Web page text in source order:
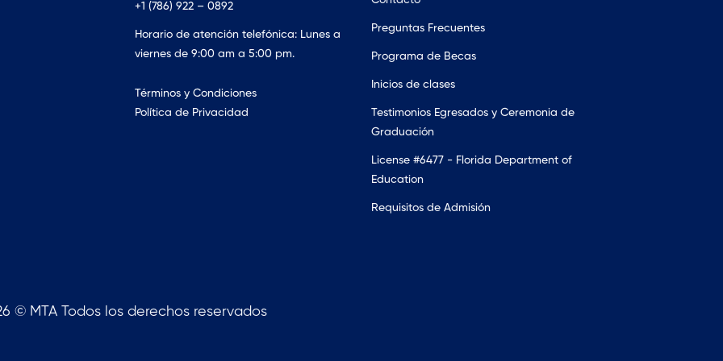
+1 (786) 922 – 0892
Horario de atención telefónica: Lunes a
viernes de 9:00 am a 5:00 pm.
Términos y Condiciones
Política de Privacidad
Preguntas Frecuentes
Programa de Becas
Inicios de clases
Testimonios Egresados y Ceremonia de
Graduación
License #6477 - Florida Department of
Education
Requisitos de Admisión
© MTA Todos los derechos reservados